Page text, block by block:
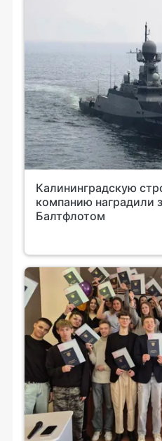
Калининградскую
компанию наградили
Балтфлотом